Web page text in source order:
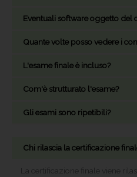
Eventuali software oggetto del
Quante volte posso vedere i
L'esame finale è incluso?
Com'è strutturato l'esame?
Gli esami sono ripetibili?
Chi rilascia la certificazione
La certificazione finale viene